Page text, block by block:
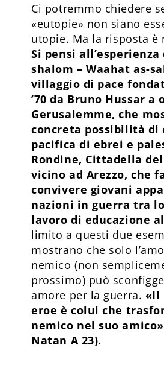
Ci potremmo chiedere
«eutopie» non siano
utopie. Ma la risposta è
Si pensi all’esperienza
shalom – Waahat as-
villaggio di pace
’70 da Bruno Hussar a
Gerusalemme, che
concreta possibilità di
pacifica di ebrei e
Rondine, Cittadella
vicino ad Arezzo, che
convivere giovani
nazioni in guerra tra
lavoro di educazione
limito a questi due
mostrano che solo
nemico (non
prossimo) può
amore per la guerra. «Il
eroe è colui che
nemico nel suo amico»
Natan A 23).